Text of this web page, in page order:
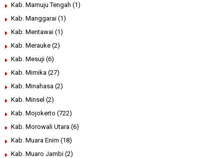
Kab. Mamuju Tengah (1)
Kab. Manggarai (1)
Kab. Mentawai (1)
Kab. Merauke (2)
Kab. Mesuji (6)
Kab. Mimika (27)
Kab. Minahasa (2)
Kab. Minsel (2)
Kab. Mojokerto (722)
Kab. Morowali Utara (6)
Kab. Muara Enim (18)
Kab. Muaro Jambi (2)